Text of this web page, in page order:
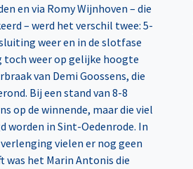
en via Romy Wijnhoven – die
– werd het verschil twee: 5-
weer en in de slotfase
toch weer op gelijke hoogte
van Demi Goossens, die
Bij een stand van 8-8
op de winnende, maar die viel
worden in Sint-Oedenrode. In
vielen er nog geen
was het Marin Antonis die